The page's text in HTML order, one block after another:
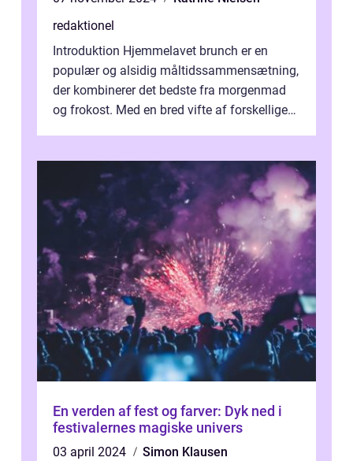
redaktionel
Introduktion Hjemmelavet brunch er en
populær og alsidig måltidssammensætning,
der kombinerer det bedste fra morgenmad
og frokost. Med en bred vifte af forskellige
En verden af fest og farver: Dyk ned i
festivalernes magiske univers
03 april 2024
Simon Klausen